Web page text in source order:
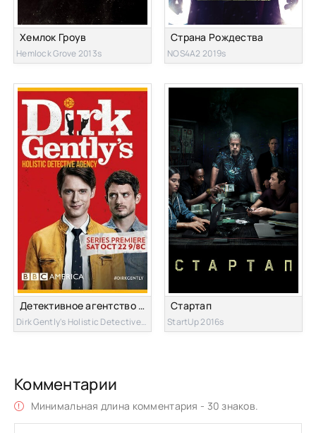
Хемлок Гроув
Hemlock Grove 2013s
Страна Рождества
NOS4A2 2019s
Детективное агентство Дирка Джентли
Dirk Gently's Holistic Detective Agency 2016s
Стартап
StartUp 2016s
Комментарии
Минимальная длина комментария - 30 знаков.